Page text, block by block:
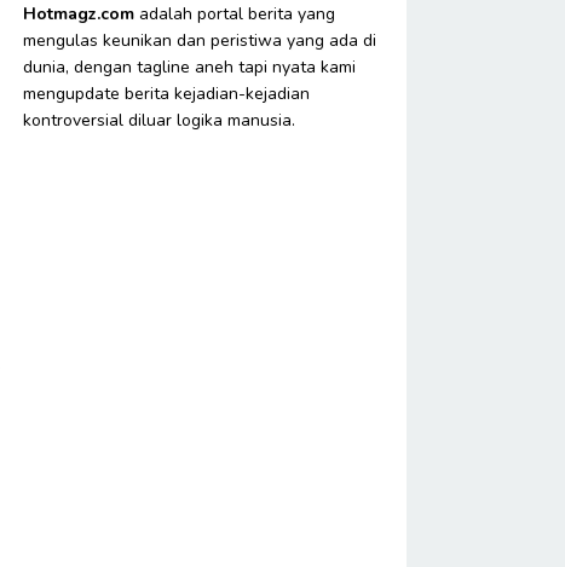
Hotmagz.comadalah portal berita yang
mengulas keunikan dan peristiwa yang ada di
dunia, dengan tagline aneh tapi nyata kami
mengupdate berita kejadian-kejadian
kontroversial diluar logika manusia.